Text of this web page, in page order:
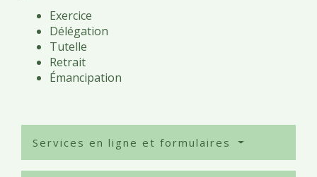
Exercice
Délégation
Tutelle
Retrait
Émancipation
Services en ligne et formulaires